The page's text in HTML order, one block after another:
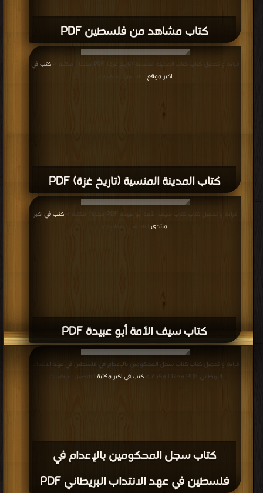
كتاب مشاهد من فلسطين PDF
كتاب المدينة المنسية (تاريخ غزة) PDF
قراءة و تحميل كتاب كتاب المدينة المنسية (تاريخ غزة) PDF مجانا | مكتبة >
كتب في
اكبر موقع
| التحميل : مرة/مرات
كتاب سيف الأمة أبو عبيدة PDF
قراءة و تحميل كتاب كتاب سيف الأمة أبو عبيدة PDF مجانا | مكتبة >
كتب في اكبر
منتدى
| التحميل : مرة/مرات
كتاب سجل المحكومين بالإعدام في
فلسطين في عهد الانتداب البريطاني PDF
قراءة و تحميل كتاب كتاب سجل المحكومين بالإعدام في فلسطين في عهد الانتداب
البريطاني PDF مجانا | مكتبة >
كتب في اكبر مكتبة | التحميل : مرة/مرات